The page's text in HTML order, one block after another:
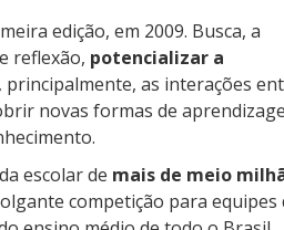
edição, em 2009. Busca, a
reflexão, potencializar a
principalmente, as interações
novas formas de
escolar de mais de meio
competição para equipes